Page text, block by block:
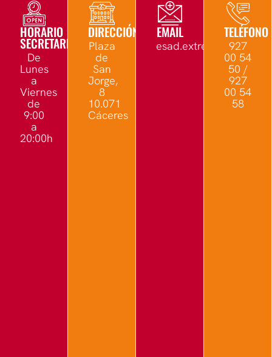
HORARIO
SECRETARÍA
De
Lunes
a
Viernes
de
9:00
a
20:00h
DIRECCIÓN
Plaza
de
San
Jorge,
8
10.071
Cáceres
EMAIL TELÉFONO
927
00 54
50 /
927
00 54
58